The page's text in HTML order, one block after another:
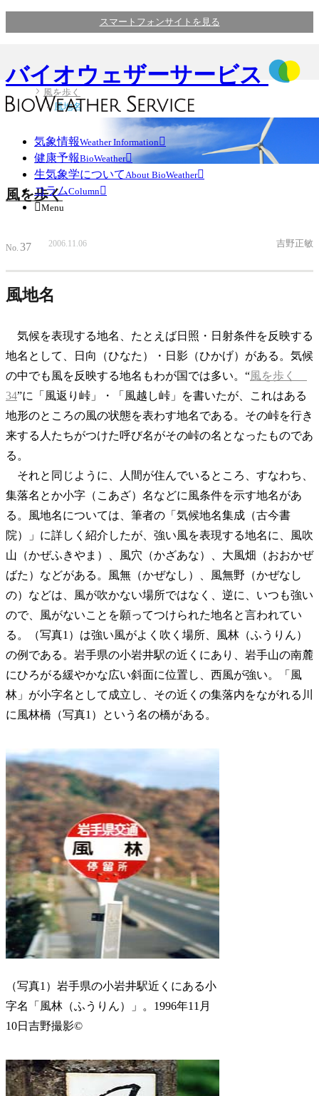
スマートフォンサイトを見る
バイオウェザーサービス
気象情報Weather Information 
健康予報BioWeather
生気象学について About BioWeather
コラムColumn 
Menu
風を歩く
風地名
風を歩く
No. 37 2006.11.06 吉野正敏
風地名
気候を表現する地名、たとえば日照・日射条件を反映する
地名として、日向（ひなた）・日影（ひかげ）がある。気候
の中でも風を反映する地名もわが国では多い。“風を歩く
34”に「風返り峠」・「風越し峠」を書いたが、これはある
地形のところの風の状態を表わす地名である。その峠を行き
来する人たちがつけた呼び名がその峠の名となったものであ
る。
それと同じように、人間が住んでいるところ、すなわち、
集落名とか小字（こあざ）名などに風条件を示す地名があ
る。風地名については、筆者の「気候地名集成（古今書
院）」に詳しく紹介したが、強い風を表現する地名に、風吹
山（かぜふきやま）、風穴（かざあな）、大風畑（おおかぜ
ばた）などがある。風無（かぜなし）、風無野（かぜなし
の）などは、風が吹かない場所ではなく、逆に、いつも強い
ので、風がないことを願ってつけられた地名と言われてい
る。（写真1）は強い風がよく吹く場所、風林（ふうりん）
の例である。岩手県の小岩井駅の近くにあり、岩手山の南麓
にひろがる緩やかな広い斜面に位置し、西風が強い。「風
林」が小字名として成立し、その近くの集落内をながれる川
に風林橋（写真1）という名の橋がある。
（写真1）岩手県の小岩井駅近くにある小
字名「風林（ふうりん）」。1996年11月
10日吉野撮影©